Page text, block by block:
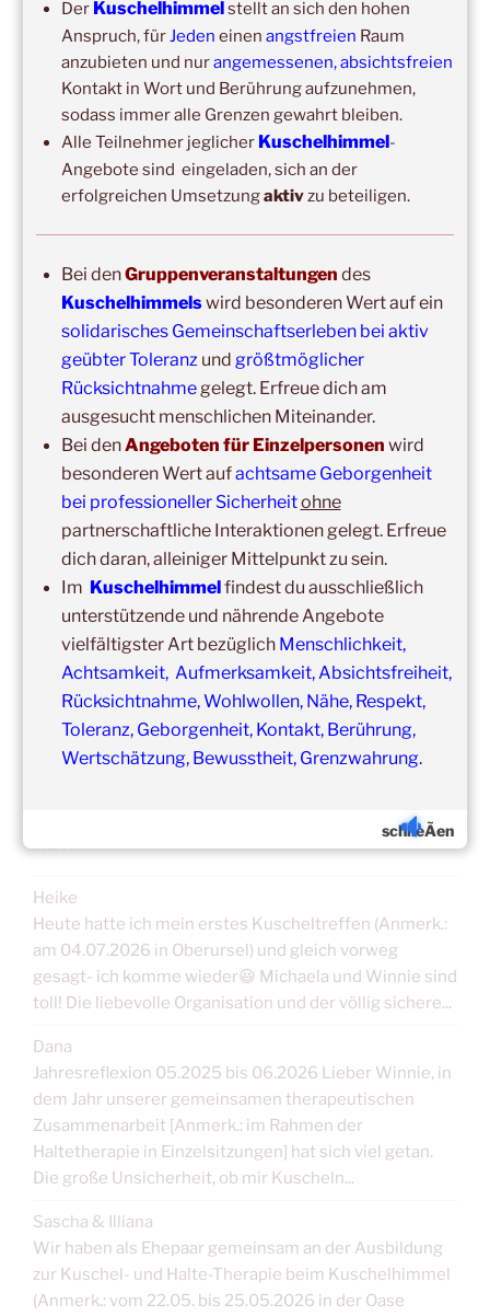
2026– Wochenende für 2:1 Ausbildung
Kuschelhimmel
Alle Rechte vorbehalten.
Gruppenveranstaltungen ohneEinschränkungen
in unseren Veranstaltungsräumen möglich!
Was schon immer galt und weiter gilt:Fühlst du dich krank
und/oder hast Erkältungssymptome, dann verzichte bitte
vorübergehend auf die Teilnahme.
Der nächste Termin ist nicht weit entfernt.
ERFAHRUNGSBERICHTE/TEILNEHMERSTIM
MEN
Heike
Heute hatte ich mein erstes Kuscheltreffen (Anmerk.:
am 04.07.2026 in Oberursel) und gleich vorweg
gesagt- ich komme wieder😃 Michaela und Winnie sind
toll! Die liebevolle Organisation und der völlig sichere...
Dana
Jahresreflexion 05.2025 bis 06.2026 Lieber Winnie, in
dem Jahr unserer gemeinsamen therapeutischen
Zusammenarbeit [Anmerk.: im Rahmen der
Haltetherapie in Einzelsitzungen] hat sich viel getan.
Die große Unsicherheit, ob mir Kuscheln...
Sascha & Illiana
Wir haben als Ehepaar gemeinsam an der Ausbildung
zur Kuschel- und Halte-Therapie beim Kuschelhimmel
(Anmerk.: vom 22.05. bis 25.05.2026 in der Oase
schlieÃen
Der Kuschelhimmelstellt an sich den hohen
Anspruch, fürJeden einen angstfreien Raum
anzubieten und nurangemessenen, absichtsfreien
Kontakt in Wort und Berührung aufzunehmen,
sodass immer alle Grenzen gewahrt bleiben.
Alle Teilnehmer jeglicher Kuschelhimmel-
Angebote sind eingeladen, sich an der
erfolgreichen Umsetzungaktivzu beteiligen.
Bei denGruppenveranstaltungen des
Kuschelhimmelswird besonderen Wert auf ein
solidarisches Gemeinschaftserleben bei aktiv
geübter Toleranz und größtmöglicher
Rücksichtnahmegelegt. Erfreue dich am
ausgesucht menschlichen Miteinander.
Bei denAngeboten für Einzelpersonen wird
besonderen Wert aufachtsame Geborgenheit
bei professioneller Sicherheitohne
partnerschaftliche Interaktionen gelegt. Erfreue
dich daran, alleiniger Mittelpunkt zu sein.
Im Kuschelhimmelfindest du ausschließlich
unterstützende und nährende Angebote
vielfältigster Art bezüglich Menschlichkeit,
Achtsamkeit, Aufmerksamkeit, Absichtsfreiheit,
Rücksichtnahme, Wohlwollen, Nähe, Respekt,
Toleranz, Geborgenheit, Kontakt, Berührung,
Wertschätzung, Bewusstheit, Grenzwahrung.